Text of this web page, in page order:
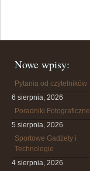
Nowe wpisy:
Pytania od czytelników
6 sierpnia, 2026
Poradniki Fotograficzne
5 sierpnia, 2026
Sportowe Gadżety i
Technologie
4 sierpnia, 2026